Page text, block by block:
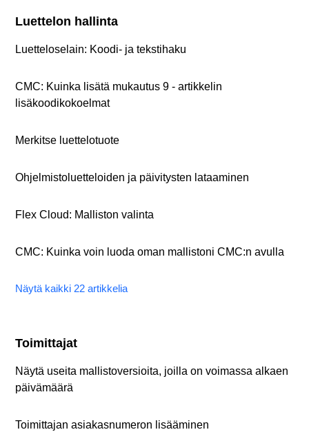
Luettelon hallinta
Luetteloselain: Koodi- ja tekstihaku
CMC: Kuinka lisätä mukautus 9 - artikkelin
lisäkoodikokoelmat
Merkitse luettelotuote
Ohjelmistoluetteloiden ja päivitysten lataaminen
Flex Cloud: Malliston valinta
CMC: Kuinka voin luoda oman mallistoni CMC:n avulla
Näytä kaikki 22 artikkelia
Toimittajat
Näytä useita mallistoversioita, joilla on voimassa alkaen
päivämäärä
Toimittajan asiakasnumeron lisääminen